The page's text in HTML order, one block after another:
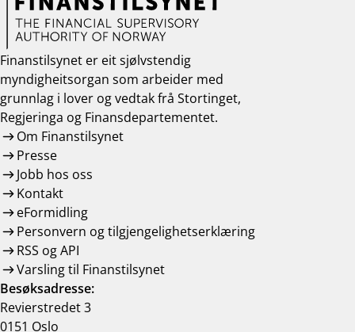
Finanstilsynet er eit sjølvstendig
myndigheitsorgan som arbeider med
grunnlag i lover og vedtak frå Stortinget,
Regjeringa og Finansdepartementet.
Om Finanstilsynet
Presse
Jobb hos oss
Kontakt
eFormidling
Personvern og tilgjengelighetserklæring
RSS og API
Varsling til Finanstilsynet
Besøksadresse:
Revierstredet 3
0151 Oslo